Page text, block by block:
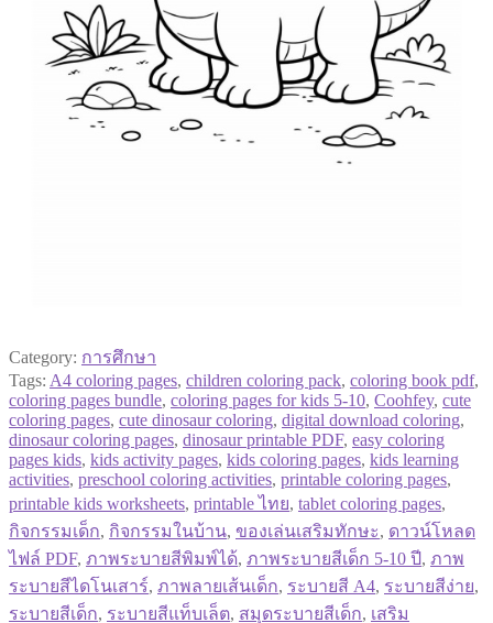
Category: การศึกษา
Tags: A4 coloring pages, children coloring pack, coloring book pdf,
coloring pages bundle, coloring pages for kids 5-10, Coohfey, cute
coloring pages, cute dinosaur coloring, digital download coloring,
dinosaur coloring pages, dinosaur printable PDF, easy coloring
pages kids, kids activity pages, kids coloring pages, kids learning
activities, preschool coloring activities, printable coloring pages,
printable kids worksheets, printable ไทย, tablet coloring pages,
กิจกรรมเด็ก, กิจกรรมในบ้าน, ของเล่นเสริมทักษะ, ดาวน์โหลด
ไฟล์ PDF, ภาพระบายสีพิมพ์ได้, ภาพระบายสีเด็ก 5-10 ปี, ภาพ
ระบายสีไดโนเสาร์, ภาพลายเส้นเด็ก, ระบายสี A4, ระบายสีง่าย,
ระบายสีเด็ก, ระบายสีแท็บเล็ต, สมุดระบายสีเด็ก, เสริม